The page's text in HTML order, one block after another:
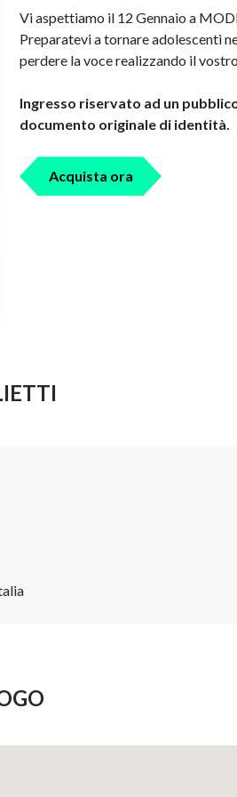
Vi aspettiamo il 12 Gennaio a
Preparatevi a tornare adolescenti
perdere la voce realizzando il
Ingresso riservato ad un
documento originale di identità.
Acquista ora